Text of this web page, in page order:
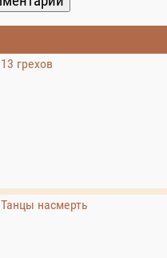
13 грехов
Танцы насмерть